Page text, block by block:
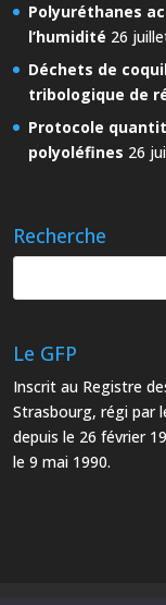
Polyuréthanes
l’humidité 26
Déchets de
tribologique de
Protocole
polyoléfines 26
Recherche
Le GFP
Inscrit au Registre
Strasbourg, régi par
depuis le 26 février
le 9 mai 1990.